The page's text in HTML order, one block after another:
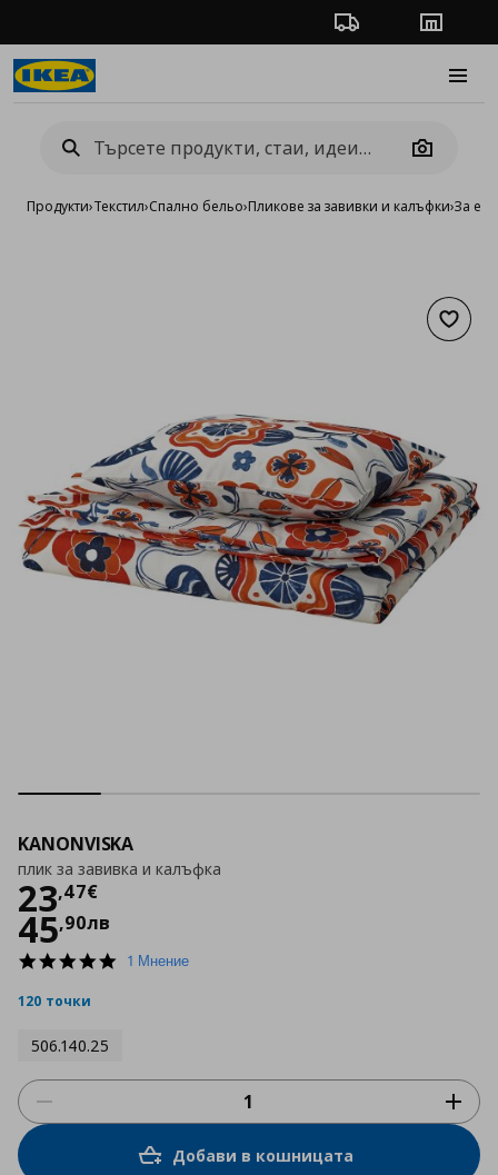
Проследяване на
Camera
Продукти›Текстил›Спално бельо›Пликове за завивки и калъфки›За
KANONVISKA
плик за завивка и калъфка
23,47€
Цена
45,90лв
5.01 Мнение
120 точки
506.140.25
Добави в кошницата